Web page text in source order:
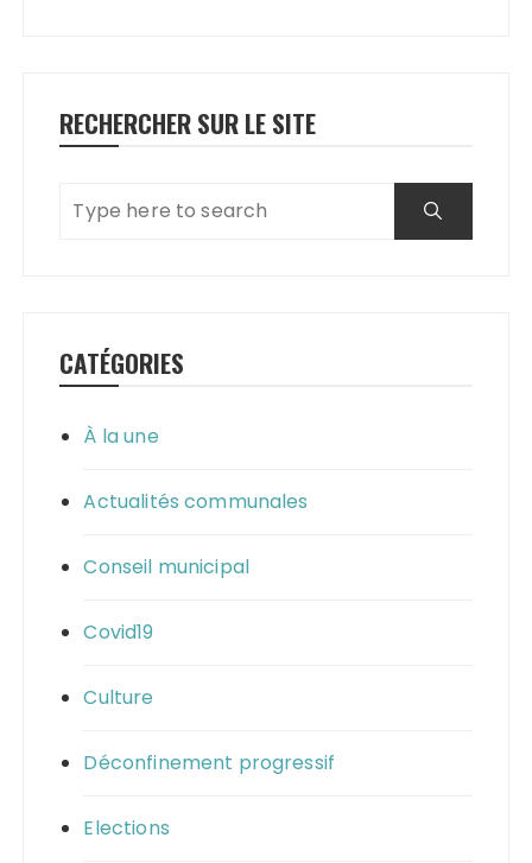
RECHERCHER SUR LE SITE
CATÉGORIES
À la une
Actualités communales
Conseil municipal
Covid19
Culture
Déconfinement progressif
Elections